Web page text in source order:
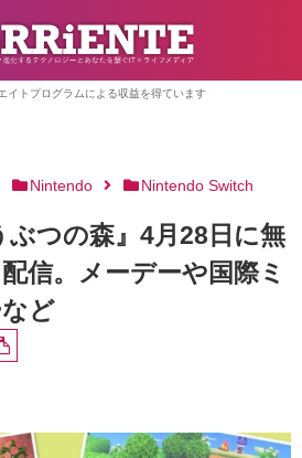
イトプログラムによる収益を得ています
Nintendo Nintendo Switch
ぶつの森』4月28日に無
信。メーデーや国際ミ
ど